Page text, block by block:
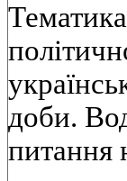
доби.
питання